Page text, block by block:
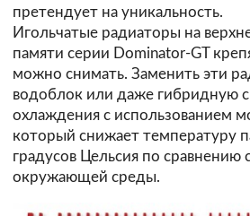
претендует на уникальность.
Игольчатые радиаторы на
памяти серии Dominator-GT
можно снимать. Заменить эти
водоблок или даже гибридную
охлаждения с использованием
который снижает температуру
градусов Цельсия по сравнению
окружающей среды.